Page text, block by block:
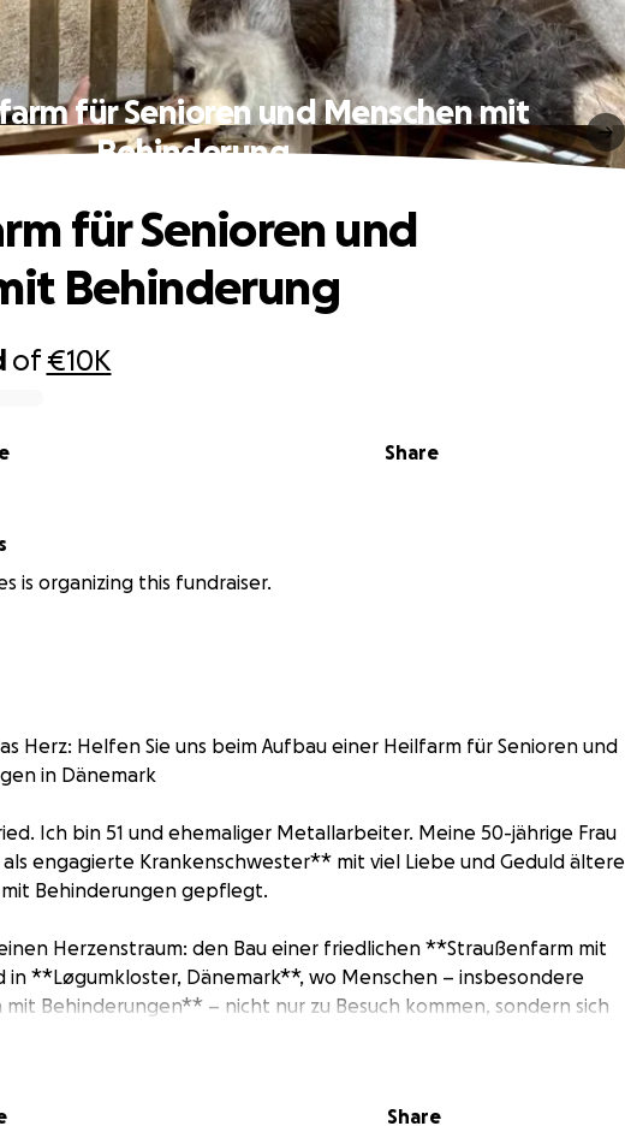
für Senioren und Menschen mit
Behinderung
of€10K
Share
für Senioren und
Behinderung
is organizing this fundraiser.
Herz: Helfen Sie uns beim Aufbau einer Heilfarm für Senioren und
in Dänemark
Ich bin 51 und ehemaliger Metallarbeiter. Meine 50-jährige Frau
engagierte Krankenschwester** mit viel Liebe und Geduld ältere
Behinderungen gepflegt.
Herzenstraum: den Bau einer friedlichen **Straußenfarm mit
in **Løgumkloster, Dänemark**, wo Menschen – insbesondere
Behinderungen** – nicht nur zu Besuch kommen, sondern sich
und geliebt fühlen können.
Share